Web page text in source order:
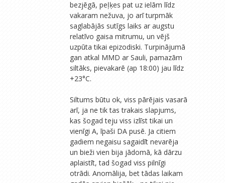
bezjēgā, peļķes pat uz ielām līdz
vakaram nežuva, jo arī turpmāk
saglabājās sutīgs laiks ar augstu
relatīvo gaisa mitrumu, un vējš
uzpūta tikai epizodiski. Turpinājumā
gan atkal MMD ar Sauli, pamazām
siltāks, pievakarē (ap 18:00) jau līdz
+23°C.
Siltums būtu ok, viss pārējais vasarā
arī, ja ne tik tas trakais slapjums,
kas šogad teju viss izlīst tikai un
vienīgi A, īpaši DA pusē. Ja citiem
gadiem negaisu sagaidīt nevarēja
un bieži vien bija jādomā, kā dārzu
aplaistīt, tad šogad viss pilnīgi
otrādi. Anomālija, bet tādas laikam